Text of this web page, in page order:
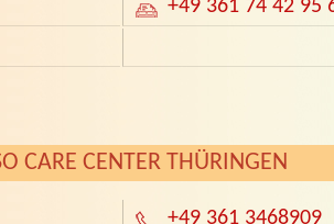
+49 361 74 42 95
CARE CENTER THÜRINGEN
+49 361 3468909